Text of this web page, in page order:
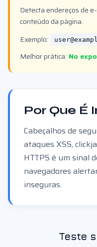
Detecta endereços de
conteúdo da página.
Exemplo:
Melhor prática: No
Por Que É
Cabeçalhos de
ataques XSS,
HTTPS é um sinal
navegadores
inseguras.
Teste